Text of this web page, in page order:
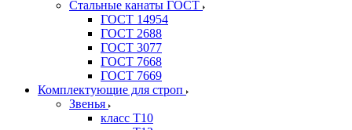
Стальные канаты ГОСТ
ГОСТ 14954
ГОСТ 2688
ГОСТ 3077
ГОСТ 7668
ГОСТ 7669
Комплектующие для строп
Звенья
класс Т10